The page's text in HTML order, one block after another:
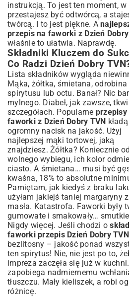
Przesiąknięte Tłuszczem?
Jak Prawidłowo Przechowywać
Aby Zachowały Świeżość?
Czy Ciasto na Faworki Można
Przygotować Z Wyprzedzeniem?
instrukcją. To jest ten moment, w
przestajesz być odtwórcą, a
twórcą. I to jest piękne. A
przepis na faworki z Dzień
właśnie to ułatwia. Naprawdę.
Składniki Kluczem do
Co Radzi Dzień Dobry
Lista składników wygląda
Mąka, żółtka, śmietana, odrobina
spirytusu lub octu. Banał? Nic
mylnego. Diabeł, jak zawsze,
szczegółach. Popularne przepisy
faworki z Dzień Dobry TVN kładą
ogromny nacisk na jakość. Użyj
najlepszej mąki tortowej, jaką
znajdziesz. Żółtka? Koniecznie
wolnego wybiegu, ich kolor
ciasto. A śmietana… musi być
kwaśna, 18% to absolutne
Pamiętam, jak kiedyś z braku
użyłam jakiejś taniej margaryny
masła. Katastrofa. Faworki były
gumowate i smakowały…
Nigdy więcej. Jeśli chodzi o
faworki przepis Dzień Dobry TVN
bezlitosny – jakość ponad
ten spirytus! Nie, nie jest po to,
impreza zaczęła się już w
zapobiega nadmiernemu
tłuszczu. Mały kieliszek, a robi
różnicę.